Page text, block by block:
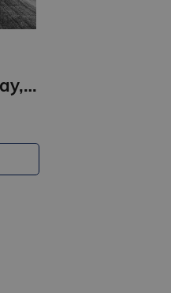
Lincoln Highway, The